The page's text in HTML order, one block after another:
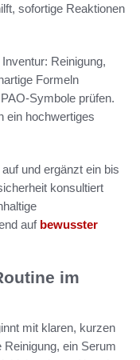
sofortige Reaktionen
Reinigung,
Formeln
Symbole prüfen.
ein hochwertiges
und ergänzt ein bis
konsultiert
auf bewusster
im
mit klaren, kurzen
ein Serum